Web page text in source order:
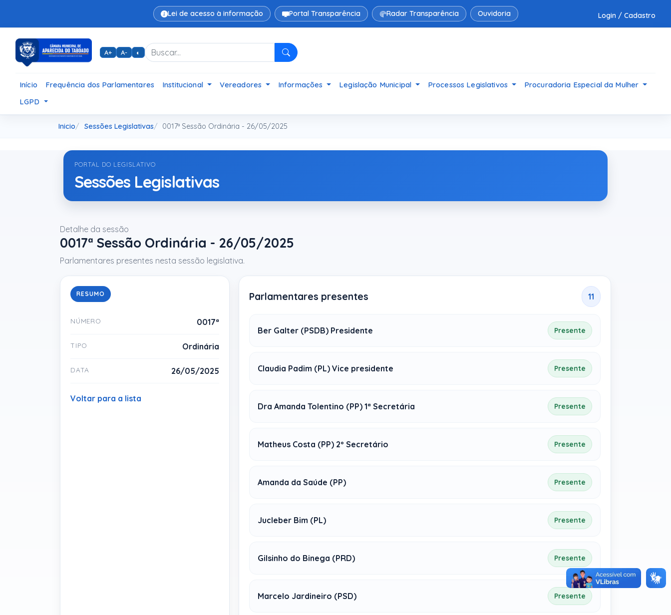
Lei de acesso à informação Portal Transparência Radar Transparência Ouvidoria Login / Cadastro
A+ A- ◐
Pesquisar
Início Frequência dos Parlamentares Institucional Vereadores Informações Legislação Municipal Processos Legislativos
Procuradoria Especial da Mulher
LGPD
Inicio Sessões Legislativas 0017ª Sessão Ordinária - 26/05/2025
PORTAL DO LEGISLATIVO
Sessões Legislativas
Detalhe da sessão
0017ª Sessão Ordinária - 26/05/2025
Parlamentares presentes nesta sessão legislativa.
RESUMO
NÚMERO 0017ª
TIPO Ordinária
DATA 26/05/2025
Voltar para a lista
Parlamentares presentes 11
Ber Galter (PSDB) Presidente Presente
Claudia Padim (PL) Vice presidente Presente
Dra Amanda Tolentino (PP) 1ª Secretária Presente
Matheus Costa (PP) 2º Secretário Presente
Amanda da Saúde (PP) Presente
Jucleber Bim (PL) Presente
Gilsinho do Binega (PRD) Presente
Marcelo Jardineiro (PSD) Presente